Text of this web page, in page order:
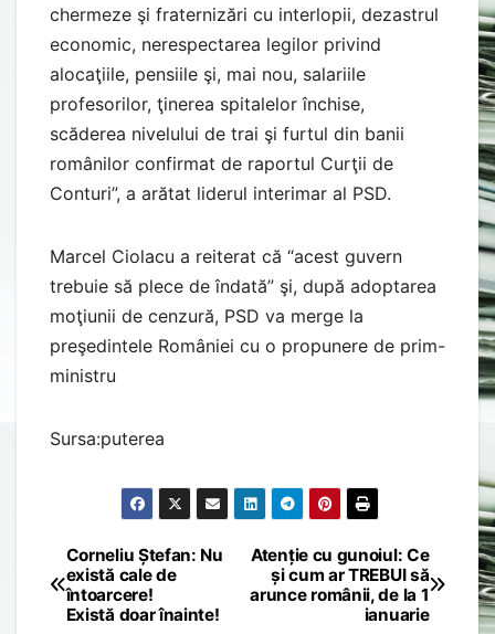
chermeze şi fraternizări cu interlopii, dezastrul
economic, nerespectarea legilor privind
alocaţiile, pensiile şi, mai nou, salariile
profesorilor, ţinerea spitalelor închise,
scăderea nivelului de trai şi furtul din banii
românilor confirmat de raportul Curţii de
Conturi”, a arătat liderul interimar al PSD.
Marcel Ciolacu a reiterat că “acest guvern
trebuie să plece de îndată” şi, după adoptarea
moţiunii de cenzură, PSD va merge la
preşedintele României cu o propunere de prim-
ministru
Sursa:puterea
Post
navigation
Atenție cu gunoiul: Ce
și cum ar TREBUI să
arunce românii, de la 1
ianuarie
Corneliu Ștefan: Nu
există cale de
întoarcere!
Există doar înainte!